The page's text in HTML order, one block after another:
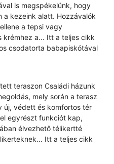
is megspékelünk, hogy
a kezeink alatt. Hozzávalók
a tepsi vagy
krémhez a... Itt a teljes cikk
csodatorta babapiskótával
teraszon Családi házunk
mely során a terasz
új, védett és komfortos tér
egyrészt funkciót kap,
élvezhető télikertté
Itt a teljes cikk